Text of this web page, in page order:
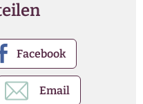
Facebook
Email